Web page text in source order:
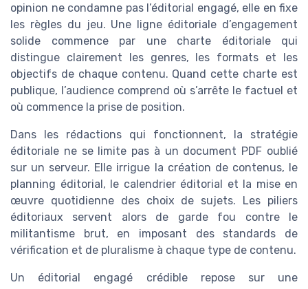
opinion ne condamne pas l’éditorial engagé, elle en fixe
les règles du jeu. Une ligne éditoriale d’engagement
solide commence par une charte éditoriale qui
distingue clairement les genres, les formats et les
objectifs de chaque contenu. Quand cette charte est
publique, l’audience comprend où s’arrête le factuel et
où commence la prise de position.
Dans les rédactions qui fonctionnent, la stratégie
éditoriale ne se limite pas à un document PDF oublié
sur un serveur. Elle irrigue la création de contenus, le
planning éditorial, le calendrier éditorial et la mise en
œuvre quotidienne des choix de sujets. Les piliers
éditoriaux servent alors de garde fou contre le
militantisme brut, en imposant des standards de
vérification et de pluralisme à chaque type de contenu.
Un éditorial engagé crédible repose sur une